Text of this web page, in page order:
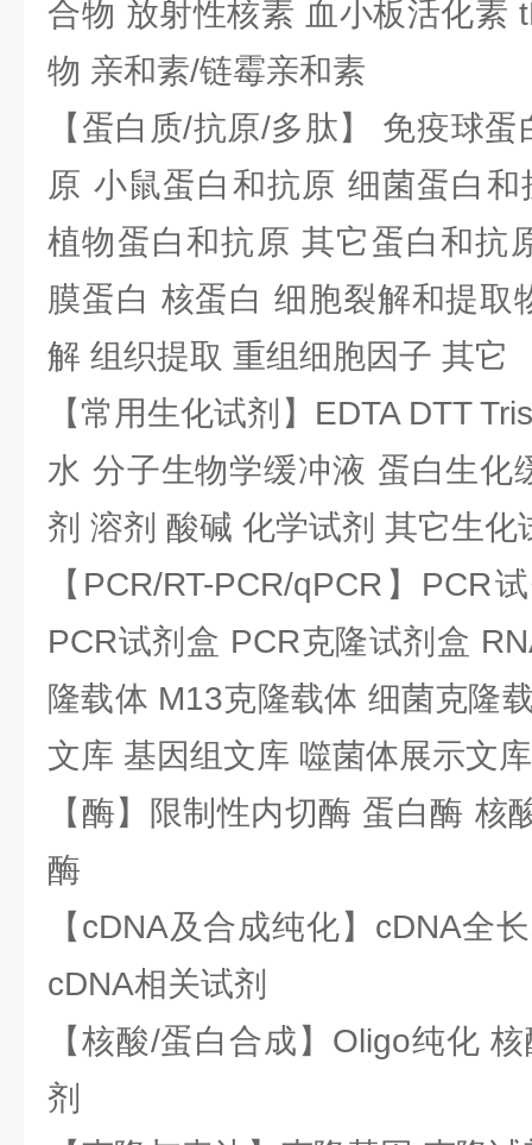
合物 放射性核素 血小板活化素
物 亲和素/链霉亲和素
【蛋白质/抗原/多肽】 免疫球
原 小鼠蛋白和抗原 细菌蛋白
植物蛋白和抗原 其它蛋白和抗
膜蛋白 核蛋白 细胞裂解和提取
解 组织提取 重组细胞因子 其它
【常用生化试剂】EDTA DTT
水 分子生物学缓冲液 蛋白生化
剂 溶剂 酸碱 化学试剂 其它生化
【PCR/RT-PCR/qPCR】PCR
PCR试剂盒 PCR克隆试剂盒
隆载体 M13克隆载体 细菌克隆
文库 基因组文库 噬菌体展示文库
【酶】限制性内切酶 蛋白酶 核
酶
【cDNA及合成纯化】cDNA全
cDNA相关试剂
【核酸/蛋白合成】Oligo纯化
剂